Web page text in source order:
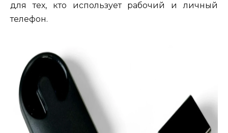
для тех, кто использует рабочий и личный
телефон.